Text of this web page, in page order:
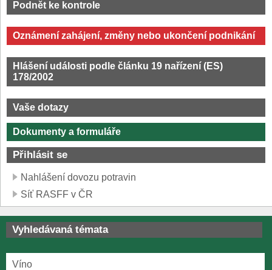
Podnět ke kontrole
Oznámení zahájení, změny nebo ukončení podnikání
Hlášení události podle článku 19 nařízení (ES)
178/2002
Vaše dotazy
Dokumenty a formuláře
Přihlásit se
Nahlášení dovozu potravin
Síť RASFF v ČR
Vyhledávaná témata
Víno